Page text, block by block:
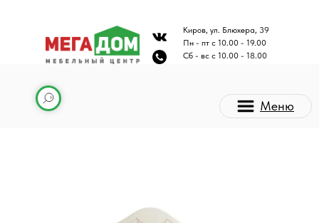
Киров, ул. Блюхера, 39
Пн - пт с 10.00 - 19.00
Сб - вс с 10.00 - 18.00
Меню